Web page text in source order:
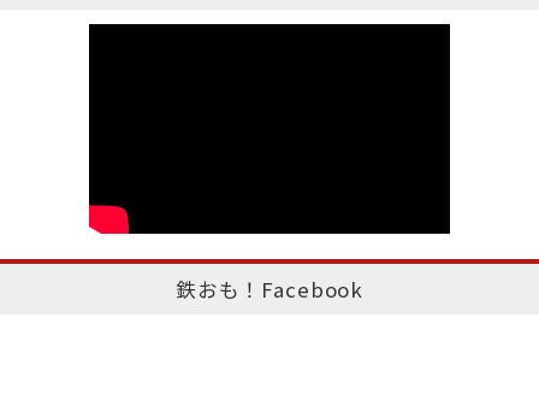
鉄おも！Facebook